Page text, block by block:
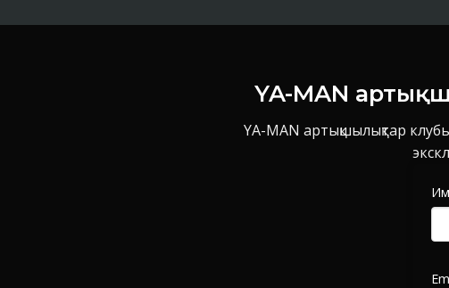
YA-MAN
YA-MAN артықшылықтар